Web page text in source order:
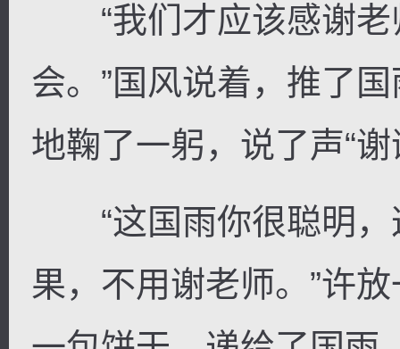
“我们才应该感谢老
会。”国风说着，推了
地鞠了一躬，说了声“谢
“这国雨你很聪明，
果，不用谢老师。”许